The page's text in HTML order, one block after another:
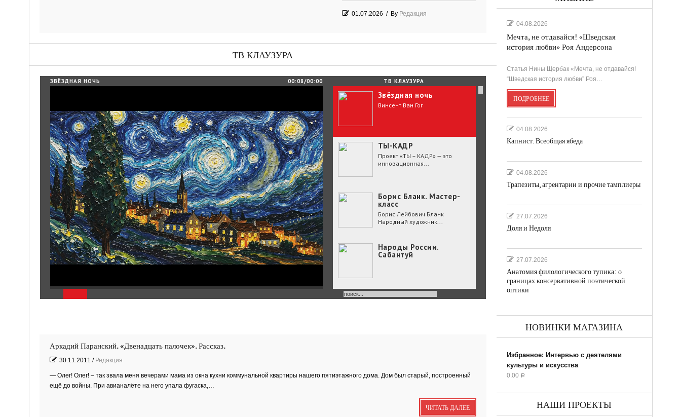
01.07.2026 / By Редакция
25.06.2026 / ByРедакция
Зелёные мемориалы памяти и славы
ТВ КЛАУЗУРА
Звёздная ночь
Винсент Ван Гог
ТЫ-КАДР
Проект «ТЫ – КАДР» — это
инновационная...
Борис Бланк. Мастер-
класс
Борис Лейбович Бланк
Народный художник...
Народы России.
Сабантуй
Народы России
В День славянской
День славянской
письменности и
ТВ КЛАУЗУРА
ЗВЁЗДНАЯ НОЧЬ 00:08/00:00
Аркадий Паранский. «Двенадцать палочек». Рассказ.
30.11.2011 / Редакция
— Олег! Олег! – так звала меня вечерами мама из окна кухни коммунальной квартиры нашего пятиэтажного дома. Дом был старый, построенный
ещё до войны. При авианалёте на него упала фугаска,…
ЧИТАТЬ ДАЛЕЕ
04.08.2026
Мечта, не отдавайся! «Шведская
история любви» Роя Андерсона
Статья Нины Щербак «Мечта, не отдавайся!
“Шведская история любви” Роя…
ПОДРОБНЕЕ
04.08.2026
Капнист. Всеобщая ябеда
04.08.2026
Трапезиты, агрентарии и прочие тамплиеры
27.07.2026
Доля и Недоля
27.07.2026
Анатомия филологического тупика: о
границах консервативной поэтической
оптики
НОВИНКИ МАГАЗИНА
Избранное: Интервью с деятелями
культуры и искусства
0.00 Р
НАШИ ПРОЕКТЫ